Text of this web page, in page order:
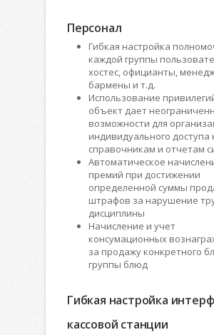
Персонал
Гибкая настройка
каждой группы
хостес, официанты,
бармены и т.д.
Использование
объект дает
возможности для
индивидуального доступа
справочникам и отчетам
Автоматическое
премий при достижении
определенной суммы
штрафов за нарушение
дисциплины
Начисление и учет
консумационных
за продажу конкретного
группы блюд
Гибкая настройка
кассовой станции